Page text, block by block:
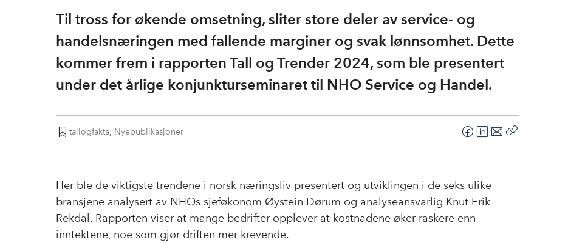
Til tross for økende omsetning, sliter store deler av service- og
handelsnæringen med fallende marginer og svak lønnsomhet. Dette
kommer frem i rapporten Tall og Trender 2024, som ble presentert
under det årlige konjunkturseminaret til NHO Service og Handel.
tallogfakta, Nyepublikasjoner
F
a
e
o
L
i
k
e
I
E
-
o
Her ble de viktigste trendene i norsk næringsliv presentert og utviklingen i de seks ulike
bransjene analysert av NHOs sjeføkonom Øystein Dørum og analyseansvarlig Knut Erik
Rekdal. Rapporten viser at mange bedrifter opplever at kostnadene øker raskere enn
inntektene, noe som gjør driften mer krevende.